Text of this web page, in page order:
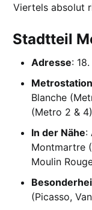
Viertels absolut
Stadtteil
Adresse:
Metrostation
Blanche
(Metro 2 &
In der Nähe:
Montmartre
Moulin
(Picasso,